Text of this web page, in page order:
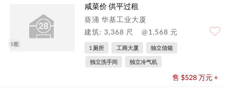
5图
咸菜价 供平过租
葵涌 华基工业大厦
建筑: 3,368 尺
@1,568 元
1 厕所 工商大厦 独立信箱
独立洗手间 独立冷气机
售 $528 万元 +